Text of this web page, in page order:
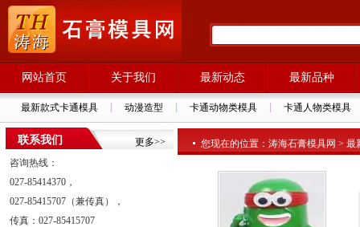
网站首页 关于我们 最新动态 最新品种
最新款式卡通模具 动漫造型 卡通动物类模具 卡通人物类模具
更多>>
联系我们
咨询热线：
027-85414370，
027-85415707（兼传真），
传真：027-85415707
您现在的位置：涛海石膏模具网 > 最